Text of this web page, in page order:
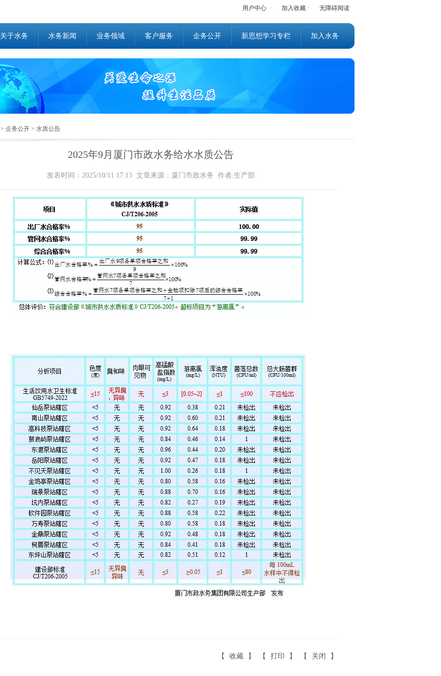
用户中心 · 加入收藏 · 无障碍阅读
关于水务 水务新闻 业务领域 客户服务 企务公开 新思想学习专栏 加入水务
> 企务公开 > 水质公告
2025年9月厦门市政水务给水水质公告
发表时间：2025/10/11 17:13 文章来源：厦门市政水务 作者:生产部
【 收藏 】 【 打印 】 【 关闭 】